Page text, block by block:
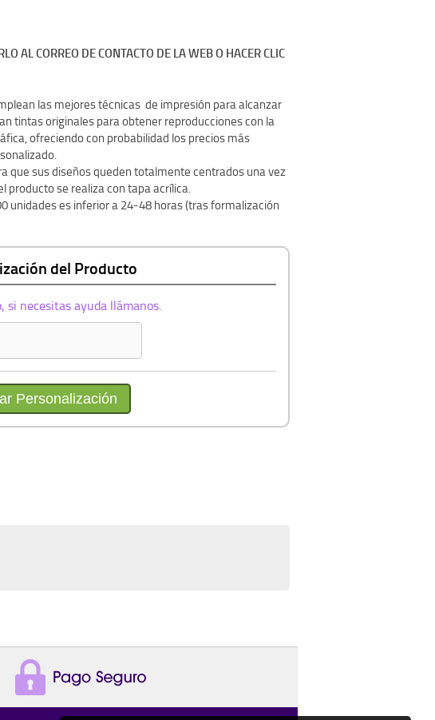
AL CORREO DE CONTACTO DE LA WEB O HACER CLIC
las mejores técnicas de impresión para alcanzar
tintas originales para obtener reproducciones con la
ofreciendo con probabilidad los precios más
que sus diseños queden totalmente centrados una vez
producto se realiza con tapa acrílica.
unidades es inferior a 24-48 horas (tras formalización
del Producto
si necesitas ayuda llámanos.